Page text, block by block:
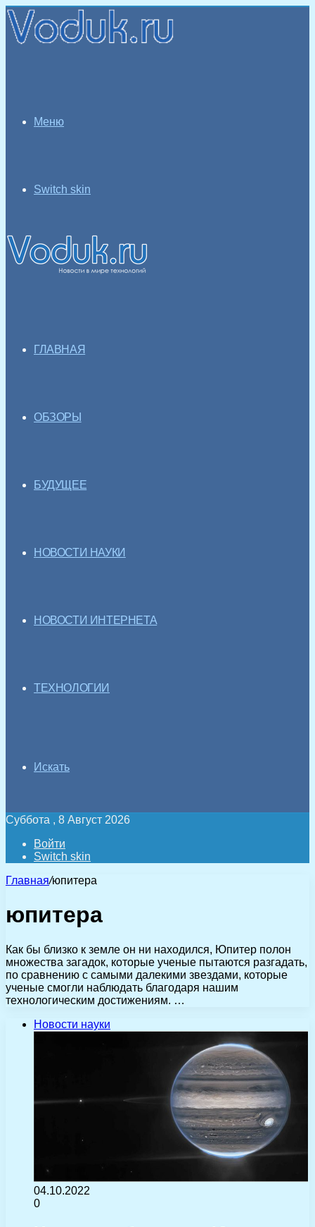
Меню
Switch skin
ГЛАВНАЯ
ОБЗОРЫ
БУДУЩЕЕ
НОВОСТИ НАУКИ
НОВОСТИ ИНТЕРНЕТА
ТЕХНОЛОГИИ
Искать
Суббота , 8 Август 2026
Войти
Switch skin
Главная/юпитера
юпитера
Как бы близко к земле он ни находился, Юпитер полон
множества загадок, которые ученые пытаются разгадать,
по сравнению с самыми далекими звездами, которые
ученые смогли наблюдать благодаря нашим
технологическим достижениям. …
Новости науки
04.10.2022
0